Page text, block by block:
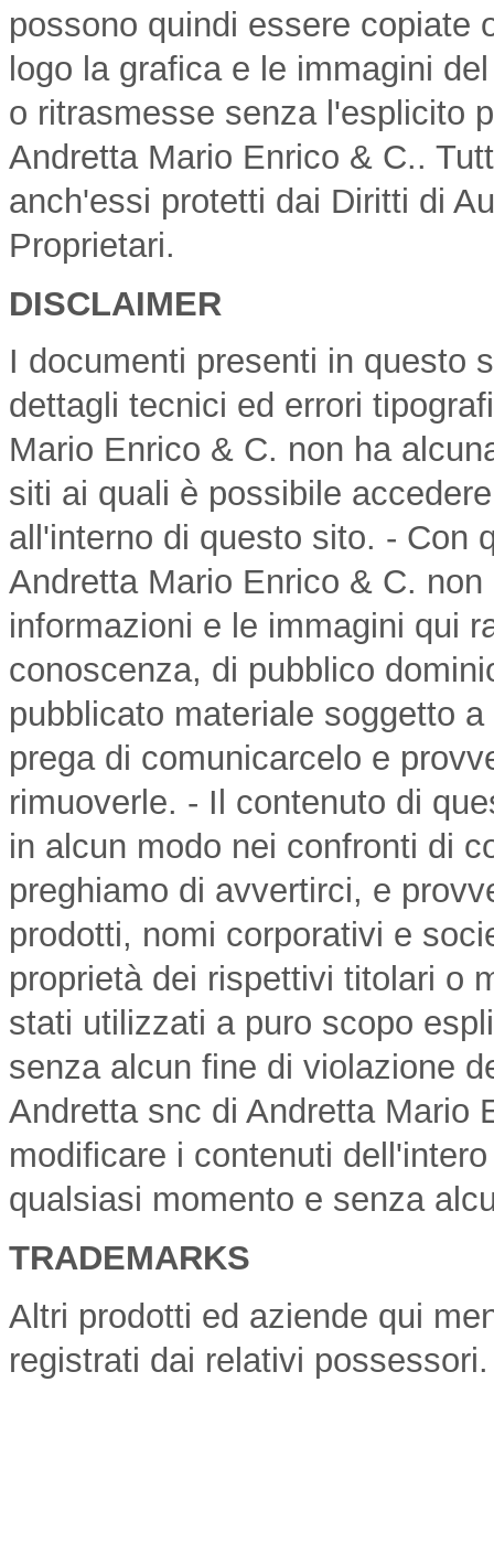
possono quindi essere copiate
logo la grafica e le immagini
o ritrasmesse senza l'esplicito
Andretta Mario Enrico & C..
anch'essi protetti dai Diritti di
Proprietari.
DISCLAIMER
I documenti presenti in questo
dettagli tecnici ed errori
Mario Enrico & C. non ha
siti ai quali è possibile
all'interno di questo sito. - Con
Andretta Mario Enrico & C.
informazioni e le immagini qui
conoscenza, di pubblico
pubblicato materiale soggetto
prega di comunicarcelo e
rimuoverle. - Il contenuto di
in alcun modo nei confronti di
preghiamo di avvertirci, e
prodotti, nomi corporativi e
proprietà dei rispettivi titolari o
stati utilizzati a puro scopo
senza alcun fine di violazione
Andretta snc di Andretta Mario
modificare i contenuti
qualsiasi momento e senza
TRADEMARKS
Altri prodotti ed aziende qui
registrati dai relativi possessori.